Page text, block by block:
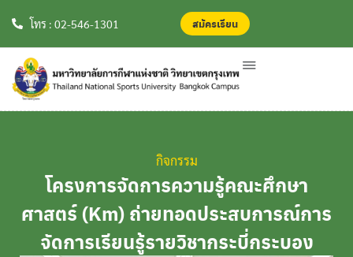
โทร : 02-546-1301 สมัครเรียน
กิจกรรม
โครงการจัดการความรู้คณะศึกษา
ศาสตร์ (Km) ถ่ายทอดประสบการณ์การ
จัดการเรียนรู้รายวิชากระบี่กระบอง